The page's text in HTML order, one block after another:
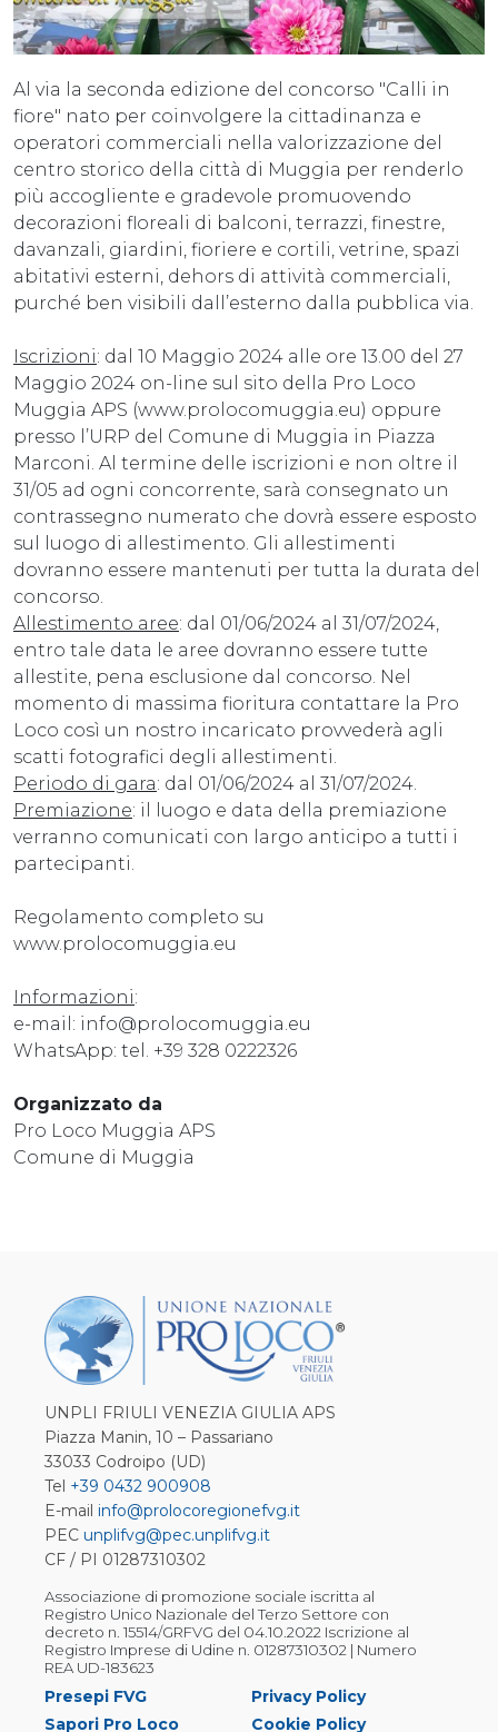
Al via la seconda edizione del concorso "Calli in
fiore" nato per coinvolgere la cittadinanza e
operatori commerciali nella valorizzazione del
centro storico della città di Muggia per renderlo
più accogliente e gradevole promuovendo
decorazioni floreali di balconi, terrazzi, finestre,
davanzali, giardini, fioriere e cortili, vetrine, spazi
abitativi esterni, dehors di attività commerciali,
purché ben visibili dall’esterno dalla pubblica via.
Iscrizioni: dal 10 Maggio 2024 alle ore 13.00 del 27
Maggio 2024 on-line sul sito della Pro Loco
Muggia APS (www.prolocomuggia.eu) oppure
presso l’URP del Comune di Muggia in Piazza
Marconi. Al termine delle iscrizioni e non oltre il
31/05 ad ogni concorrente, sarà consegnato un
contrassegno numerato che dovrà essere esposto
sul luogo di allestimento. Gli allestimenti
dovranno essere mantenuti per tutta la durata del
concorso.
Allestimento aree: dal 01/06/2024 al 31/07/2024,
entro tale data le aree dovranno essere tutte
allestite, pena esclusione dal concorso. Nel
momento di massima fioritura contattare la Pro
Loco così un nostro incaricato provvederà agli
scatti fotografici degli allestimenti.
Periodo di gara: dal 01/06/2024 al 31/07/2024.
Premiazione: il luogo e data della premiazione
verranno comunicati con largo anticipo a tutti i
partecipanti.
Regolamento completo su
www.prolocomuggia.eu
Informazioni:
e-mail: info@prolocomuggia.eu
WhatsApp: tel. +39 328 0222326
Organizzato da
Pro Loco Muggia APS
Comune di Muggia
UNPLI FRIULI VENEZIA GIULIA APS
Piazza Manin, 10 – Passariano
33033 Codroipo (UD)
Tel +39 0432 900908
E-mail info@prolocoregionefvg.it
PEC unplifvg@pec.unplifvg.it
CF / PI 01287310302
Associazione di promozione sociale iscritta al
Registro Unico Nazionale del Terzo Settore con
decreto n. 15514/GRFVG del 04.10.2022 Iscrizione al
Registro Imprese di Udine n. 01287310302 | Numero
REA UD-183623
Presepi FVG
Sapori Pro Loco
Privacy Policy
Cookie Policy